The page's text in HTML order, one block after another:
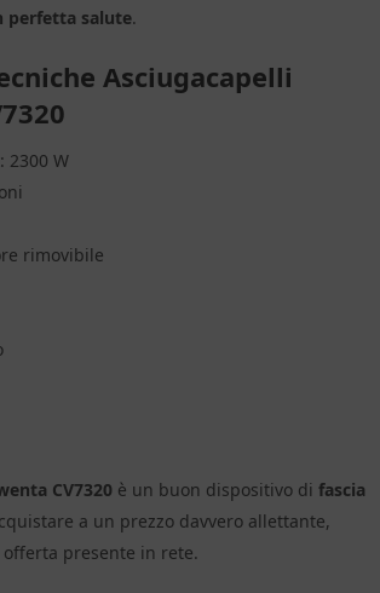
perfetta salute.
Asciugacapelli
2300 W
rimovibile
CV7320 è un buon dispositivo difascia
a un prezzo davvero allettante,
presente in rete.